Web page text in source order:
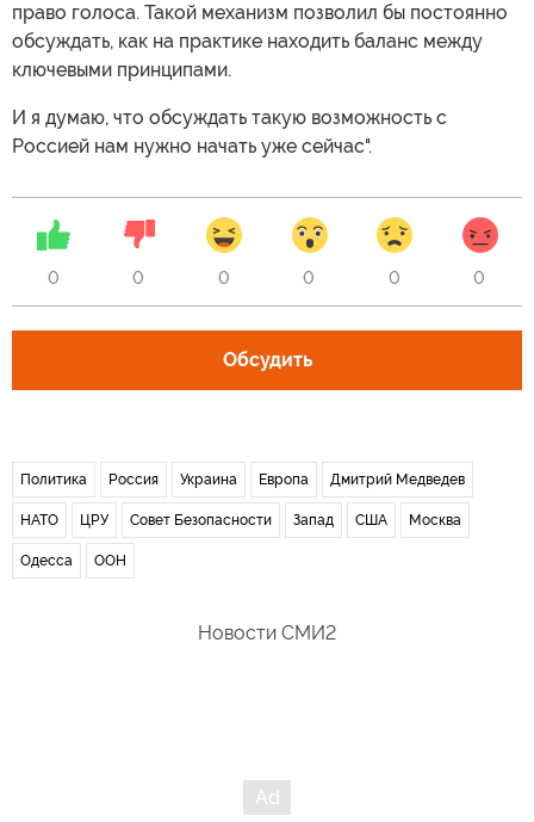
право голоса. Такой механизм позволил бы постоянно
обсуждать, как на практике находить баланс между
ключевыми принципами.
И я думаю, что обсуждать такую возможность с
Россией нам нужно начать уже сейчас".
0 0 0 0 0 0
Обсудить
Политика Россия Украина Европа Дмитрий Медведев
НАТО ЦРУ Совет Безопасности Запад США Москва
Одесса ООН
Новости СМИ2